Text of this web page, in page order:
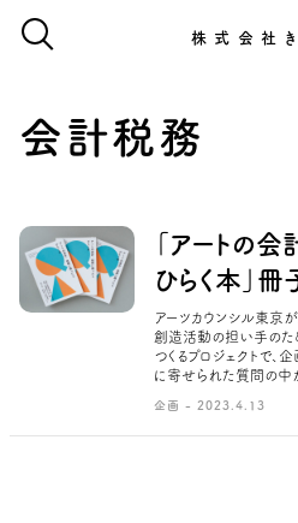
株式会社
会計税務
「アートの
ひらく本」冊
アーツカウンシル東京
創造活動の担い手のた
つくるプロジェクトで、
に寄せられた質問の中
企画 - 2023.4.13